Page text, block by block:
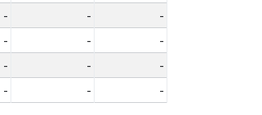
- -
-
- -
-
- -
-
- - -